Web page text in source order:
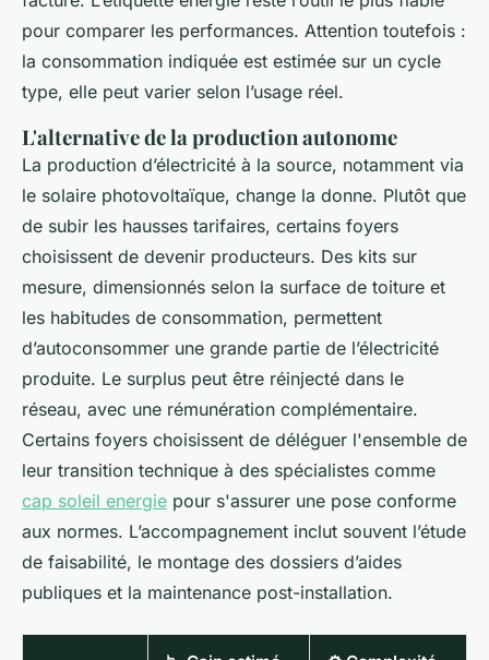
pour comparer les performances. Attention toutefois :
la consommation indiquée est estimée sur un cycle
type, elle peut varier selon l’usage réel.
L'alternative de la production autonome
La production d’électricité à la source, notamment via
le solaire photovoltaïque, change la donne. Plutôt que
de subir les hausses tarifaires, certains foyers
choisissent de devenir producteurs. Des kits sur
mesure, dimensionnés selon la surface de toiture et
les habitudes de consommation, permettent
d’autoconsommer une grande partie de l’électricité
produite. Le surplus peut être réinjecté dans le
réseau, avec une rémunération complémentaire.
Certains foyers choisissent de déléguer l'ensemble de
leur transition technique à des spécialistes comme
cap soleil energie pour s'assurer une pose conforme
aux normes. L’accompagnement inclut souvent l’étude
de faisabilité, le montage des dossiers d’aides
publiques et la maintenance post-installation.